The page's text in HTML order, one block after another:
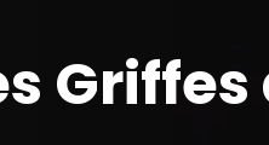
Griffes